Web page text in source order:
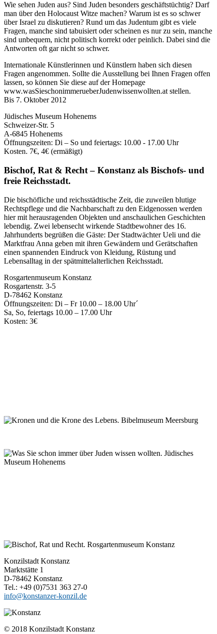
Wie sehen Juden aus? Sind Juden besonders geschäftstüchtig? Darf
man über den Holocaust Witze machen? Warum ist es so schwer
über Israel zu diskutieren? Rund um das Judentum gibt es viele
Fragen, manche sind tabuisiert oder scheinen es nur zu sein, manche
sind unbequem, nicht politisch korrekt oder peinlich. Dabei sind die
Antworten oft gar nicht so schwer.
Internationale Künstlerinnen und Künstlern haben sich diesen
Fragen angenommen. Sollte die Ausstellung bei Ihnen Fragen offen
lassen, so können Sie diese auf der Homepage
www.wasSieschonimmerueberJudenwissenwollten.at stellen.
Bis 7. Oktober 2012
Jüdisches Museum Hohenems
Schweizer-Str. 5
A-6845 Hohenems
Öffnungszeiten: Di – So und feiertags: 10.00 - 17.00 Uhr
Kosten. 7€, 4€ (ermäßigt)
Bischof, Rat & Recht – Konstanz als Bischofs- und
freie Reichsstadt.
Die bischöfliche und reichsstädtische Zeit, die zuweilen blutige
Rechtspflege und die Nachbarschaft zu den Eidgenossen werden
hier mit herausragenden Objekten und anschaulichen Geschichten
lebendig. Zwei lebensecht wirkende Stadtbewohner des 16.
Jahrhunderts begrüßen die Gäste: Der Stadtwächter Ueli und die
Marktfrau Anna geben mit ihren Gewändern und Gerätschaften
einen spannenden Eindruck von Kleidung, Rüstung und
Lebensalltag in der spätmittelalterlichen Reichsstadt.
Rosgartenmuseum Konstanz
Rosgartenstr. 3-5
D-78462 Konstanz
Öffnungszeiten: Di – Fr 10.00 – 18.00 Uhr´
Sa, So, feiertags 10.00 – 17.00 Uhr
Kosten: 3€
Konzilstadt Konstanz
Marktstätte 1
D-78462 Konstanz
Tel.: +49 (0)7531 363 27-0
info@konstanzer-konzil.de
© 2018 Konzilstadt Konstanz